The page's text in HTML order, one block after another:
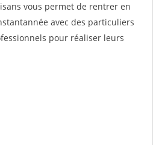
vous permet de rentrer en
avec des particuliers
pour réaliser leurs